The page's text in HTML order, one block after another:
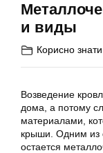
и виды
Корисно знати
Возведение
дома, а потому
материалами,
крыши. Одним из
остается